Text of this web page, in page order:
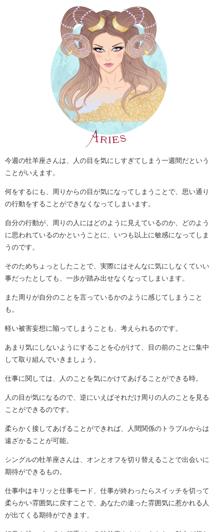
今週の牡羊座さんは、人の目を気にしすぎてしまう一週間だという
ことがいえます。
何をするにも、周りからの目が気になってしまうことで、思い通り
の行動をすることができなくなってしまいます。
自分の行動が、周りの人にはどのように見えているのか、どのよう
に思われているのかということに、いつも以上に敏感になってしま
うのです。
そのためちょっとしたことで、実際にはそんなに気にしなくていい
事だったとしても、一歩が踏み出せなくなってしまいます。
また周りが自分のことを言っているかのように感じてしまうこと
も。
軽い被害妄想に陥ってしまうことも、考えられるのです。
あまり気にしないようにすることを心がけて、目の前のことに集中
して取り組んでいきましょう。
仕事に関しては、人のことを気にかけてあげることができる時。
人の目が気になるので、逆にいえばそれだけ周りの人のことを見る
ことができるのです。
柔らかく接してあげることができれば、人間関係のトラブルからは
遠ざかることが可能。
シングルの牡羊座さんは、オンとオフを切り替えることで出会いに
期待ができるもの。
仕事中はキリッと仕事モード、仕事が終わったらスイッチを切って
柔らかい雰囲気に戻すことで、あなたの違った雰囲気に惹かれる人
が出てくる期待ができます。